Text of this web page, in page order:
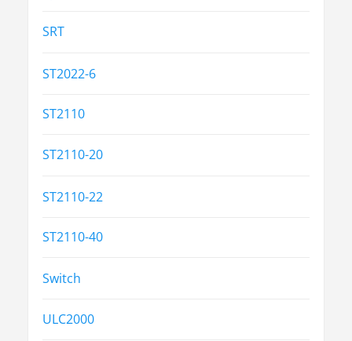
SRT
ST2022-6
ST2110
ST2110-20
ST2110-22
ST2110-40
Switch
ULC2000